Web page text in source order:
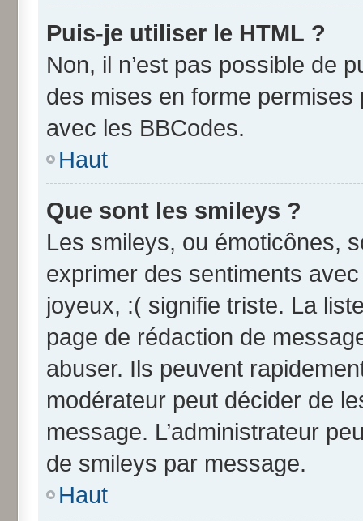
Puis-je utiliser le HTML ?
Non, il n’est pas possible de
des mises en forme
avec les BBCodes.
Haut
Que sont les smileys ?
Les smileys, ou émoticônes,
exprimer des sentiments
joyeux, :( signifie triste. La
page de rédaction de
abuser. Ils peuvent
modérateur peut décider de
message. L’administrateur
de smileys par message.
Haut